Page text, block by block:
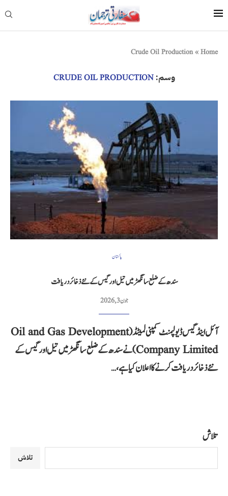
Home
»
Crude Oil Production
وسم:CRUDE OIL PRODUCTION
پاکستان
سندھ کے ضلع سانگھڑ میں تیل اور گیس کے نئے ذخائر دریافت
جون 3, 2026
آئل اینڈ گیس ڈیولپمنٹ کمپنی لمیٹڈ (Oil and Gas Development
Company Limited) نے سندھ کے ضلع سانگھڑ میں تیل اور گیس کے
نئے ذخائر دریافت کرنے کا اعلان کیا ہے،…
تلاش
تلاش